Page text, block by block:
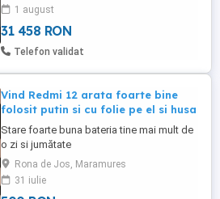
1 august
31 458 RON
Telefon validat
Vind Redmi 12 arata foarte bine
folosit putin si cu folie pe el si husa
Stare foarte buna bateria tine mai mult de
o zi si jumătate
Rona de Jos, Maramures
31 iulie